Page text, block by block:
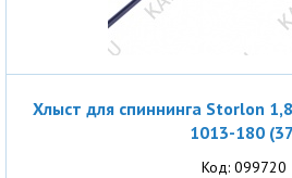
Хлыст для спиннинга Storlon
1013-180
Код: 099720